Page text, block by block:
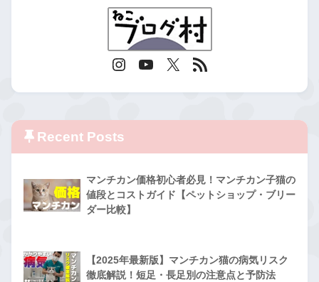
Recent Posts
マンチカン価格初心者必見！マンチカン子猫の
値段とコストガイド【ペットショップ・ブリー
ダー比較】
【2025年最新版】マンチカン猫の病気リスク
徹底解説！短足・長足別の注意点と予防法